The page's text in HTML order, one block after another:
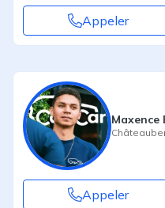
Appeler
Maxence
Appeler